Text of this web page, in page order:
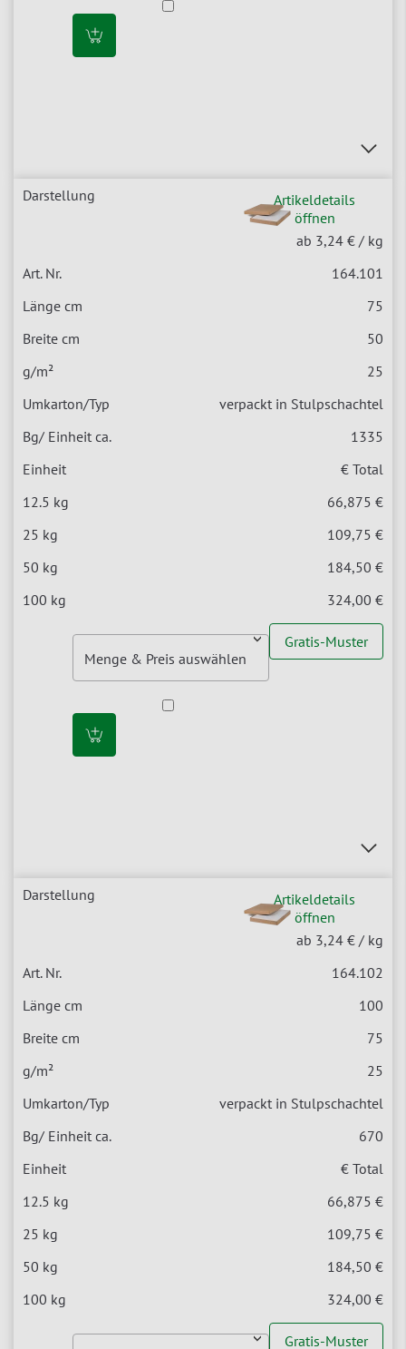
Artikeldetails
öffnen
ab 3,24 € / kg
164.101
75
50
25
verpackt in Stulpschachtel
1335
€ Total
66,875 €
109,75 €
184,50 €
324,00 €
Gratis-Muster
Artikeldetails
öffnen
ab 3,24 € / kg
164.102
100
75
25
verpackt in Stulpschachtel
670
€ Total
66,875 €
109,75 €
184,50 €
324,00 €
Gratis-Muster